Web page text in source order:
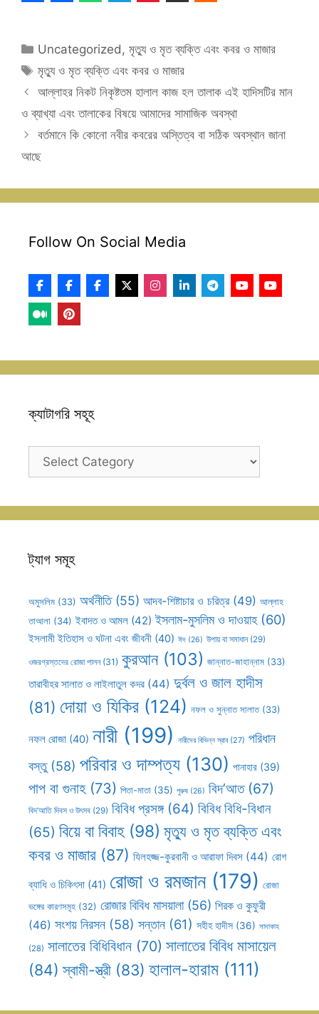
Categories
Uncategorized ,মৃত্যু ও মৃত ব্যক্তি এবং কবর ও মাজার
Tags
মৃত্যু ও মৃত ব্যক্তি এবং কবর ও মাজার
আল্লাহর নিকট নিকৃষ্টতম হালাল কাজ হল তালাক এই হাদিসটির মান
ও ব্যাখ্যা এবং তালাকের বিষয়ে আমাদের সামাজিক অবস্থা
বর্তমানে কি কোনো নবীর কবরের অস্তিত্ব বা সঠিক অবস্থান জানা
আছে
Follow On Social Media
ক্যাটাগরি সহূহ
ক্যাটাগরি
ট্যাগ সমূহ
অমুসলিম (33) অর্থনীতি(55) আদব-শিষ্টাচার ও চরিত্র(49) আল্লাহ
তাআলা (34) ইবাদত ও আমল (42) ইসলাম-মুসলিম ও দাওয়াহ(60)
ইসলামী ইতিহাস ও ঘটনা এবং জীবনী (40) ঈদ (26) উপায় বা সমাধান(29)
ওজরগ্রস্তদের রোজা পালন(31) কুরআন(103) জান্নাত-জাহান্নাম (33)
তারাবীহর সালাত ও লাইলাতুল কদর (44) দুর্বল ও জাল হাদীস
(81) দোয়া ও যিকির (124) নফল ও সুন্নাত সালাত(33)
নফল রোজা (40) নারী(199) নারীদের বিভিন্ন স্রাব(27) পরিধান
বস্তু(58) পরিবার ও দাম্পত্য (130) পানাহার (39)
পাপ বা গুনাহ(73) পিতা-মাতা (35) পুরুষ (26) বিদ’আত(67)
বিদ’আতি দিবস ও উৎসব (29) বিবিধ প্রসঙ্গ(64) বিবিধ বিধি-বিধান
(65) বিয়ে বা বিবাহ (98) মৃত্যু ও মৃত ব্যক্তি এবং
কবর ও মাজার (87) যিলহজ্জ-কুরবানী ও আরাফা দিবস (44) রোগ
ব্যাধি ও চিকিৎসা (41) রোজা ও রমজান(179) রোজা
ভঙ্গের কারণসমূহ (32) রোজার বিবিধ মাসয়ালা(56) শিরক ও কুফুরী
(46) সংশয় নিরসন (58) সন্তান (61) সহীহ হাদীস (36) সাদাকাহ
(28) সালাতের বিধিবিধান (70) সালাতের বিবিধ মাসায়েল
(84) স্বামী-স্ত্রী (83) হালাল-হারাম (111)